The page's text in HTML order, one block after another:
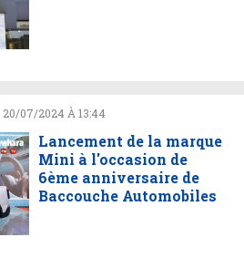
20/07/2024 À 13:44
Lancement de la marque
Mini à l'occasion de
6ème anniversaire de
Baccouche Automobiles